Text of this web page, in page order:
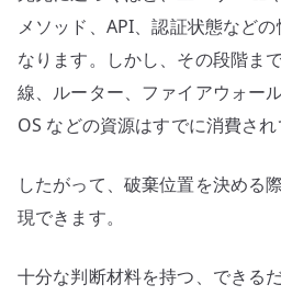
メソッド、API、認証状態など
なります。しかし、その段階ま
線、ルーター、ファイアウォー
OS などの資源はすでに消費され
したがって、破棄位置を決める
現できます。
十分な判断材料を持つ、できる